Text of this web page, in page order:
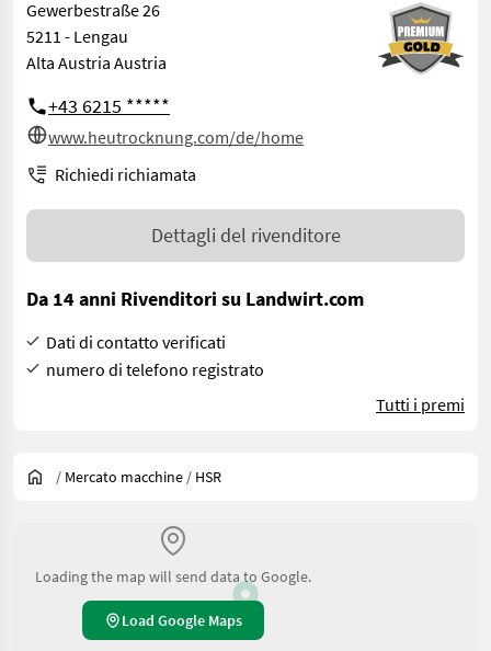
Gewerbestraße 26
5211 - Lengau
Alta Austria Austria
+43 6215 *****
www.heutrocknung.com/de/home
Richiedi richiamata
Dettagli del rivenditore
Da 14 anni Rivenditori su Landwirt.com
Dati di contatto verificati
numero di telefono registrato
Tutti i premi
/ Mercato macchine / HSR
Loading the map will send data to Google.
Load Google Maps